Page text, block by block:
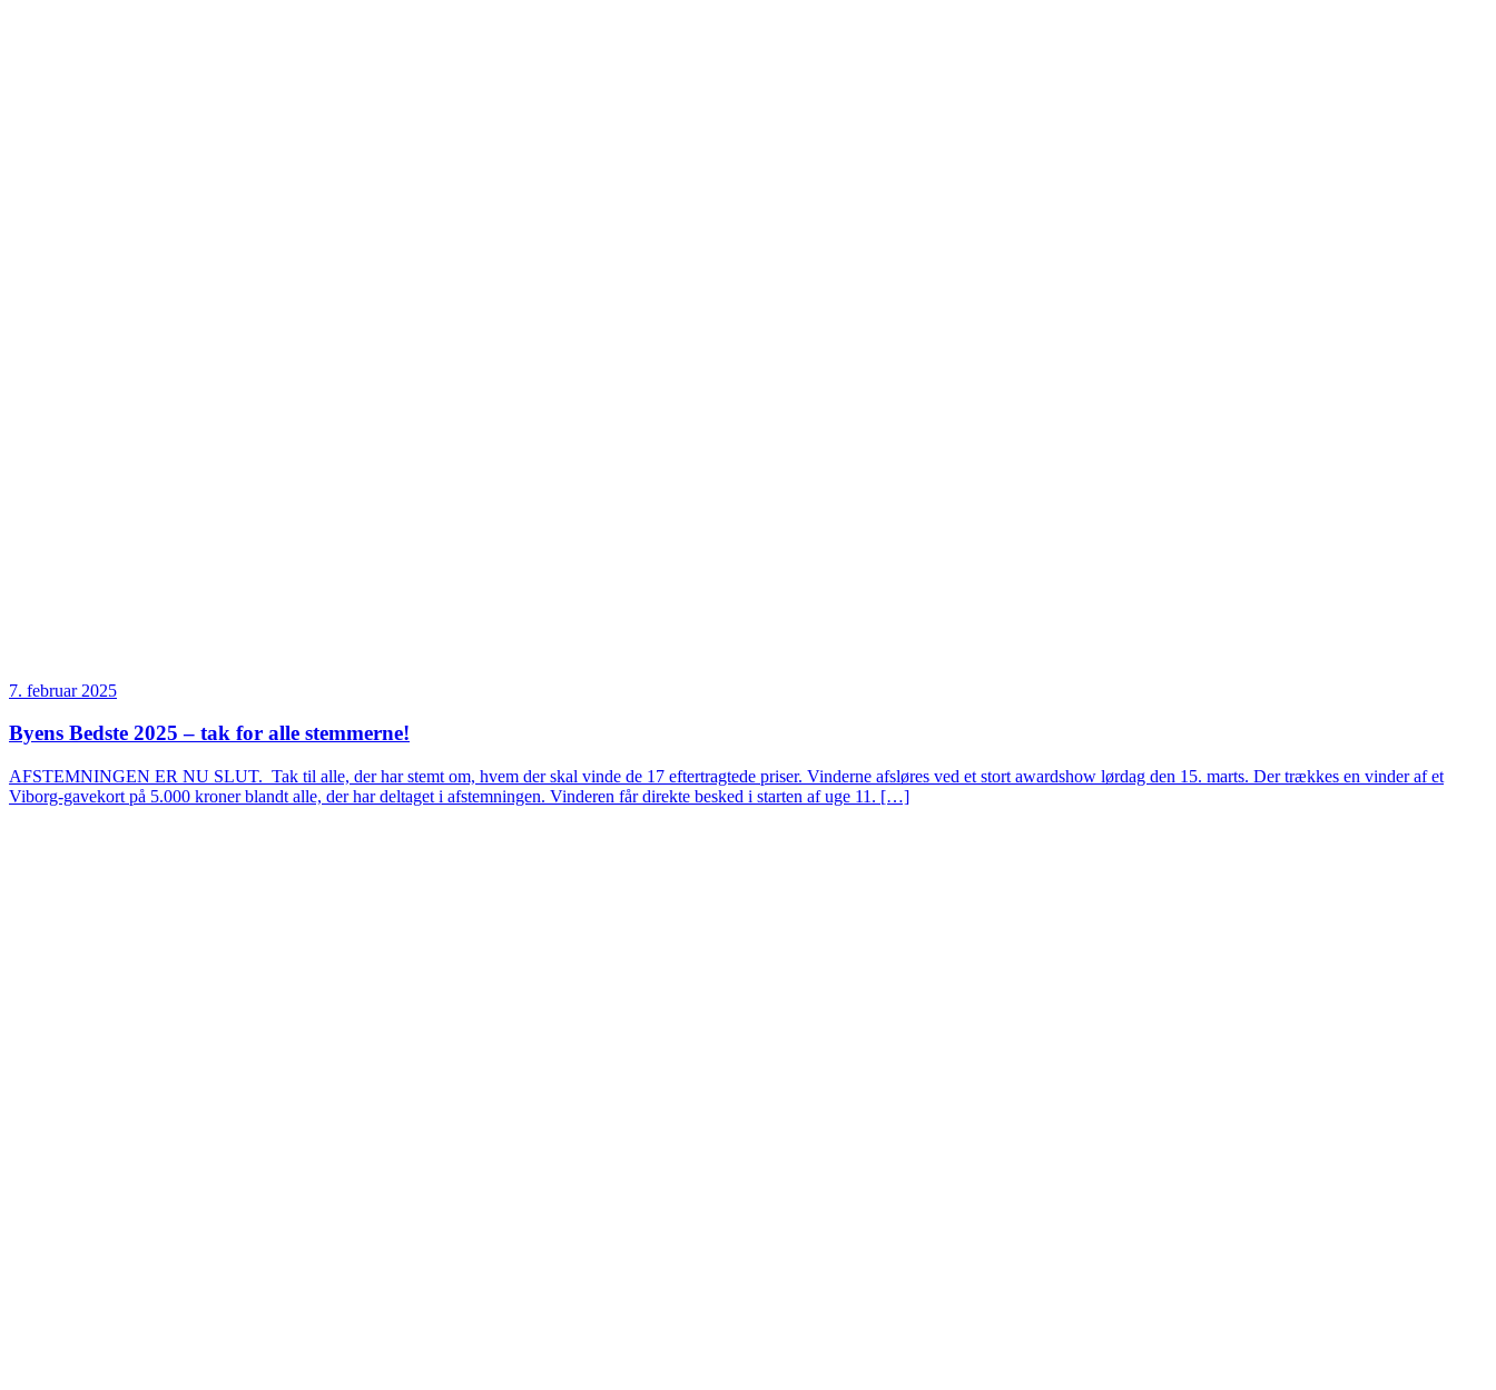
7. februar 2025
Byens Bedste 2025 – tak for alle stemmerne!
AFSTEMNINGEN ER NU SLUT. Tak til alle, der har stemt om, hvem der skal vinde de 17 eftertragtede priser. Vinderne afsløres ved et stort awardshow lørdag den 15. marts. Der trækkes en vinder af et
Viborg-gavekort på 5.000 kroner blandt alle, der har deltaget i afstemningen. Vinderen får direkte besked i starten af uge 11. […]